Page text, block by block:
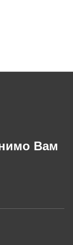
Вам